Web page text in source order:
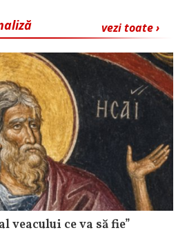
vezi toate ›
veacului ce va să fie”